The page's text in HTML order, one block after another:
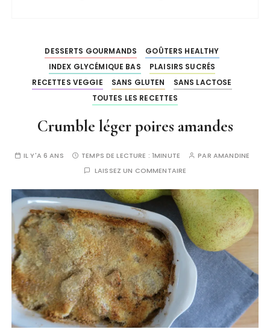
DESSERTS GOURMANDS
GOÛTERS HEALTHY
INDEX GLYCÉMIQUE BAS
PLAISIRS SUCRÉS
RECETTES VEGGIE
SANS GLUTEN
SANS LACTOSE
TOUTES LES RECETTES
Crumble léger poires amandes
IL Y'A 6 ANS TEMPS DE LECTURE : 1MINUTE PAR AMANDINE
LAISSEZ UN COMMENTAIRE